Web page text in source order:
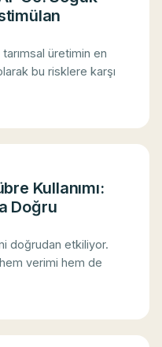
üretimin en
bu risklere karşı
Kullanımı:
Doğru
doğrudan etkiliyor.
verimi hem de